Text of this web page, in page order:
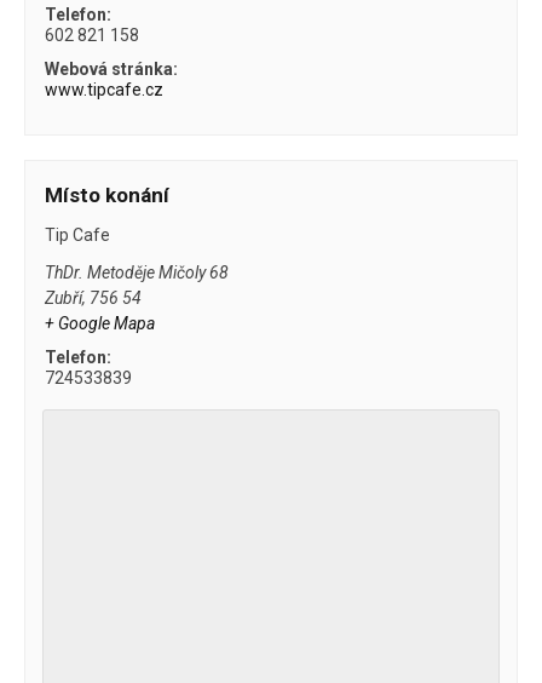
Telefon:
602 821 158
Webová stránka:
www.tipcafe.cz
Místo konání
Tip Cafe
ThDr. Metoděje Mičoly 68
Zubří, 756 54
+ Google Mapa
Telefon:
724533839